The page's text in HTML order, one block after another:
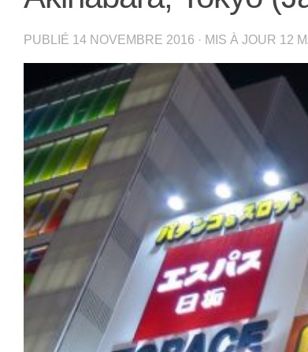
PUBLIÉ 14 NOVEMBRE 2016 · MIS À JOUR 12